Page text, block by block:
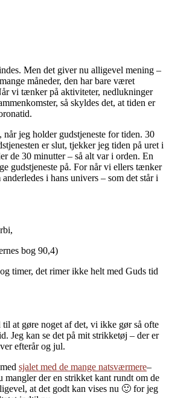
Men det giver nu alligevel mening –
måneder, den har bare været
vi tænker på aktiviteter, nedlukninger
så skyldes det, at tiden er
jeg holder gudstjeneste for tiden. 30
er slut, tjekker jeg tiden på uret i
de 30 minutter – så alt var i orden. En
gudstjeneste på. For når vi ellers tænker
i hans univers – som det står i
bog 90,4)
timer, det rimer ikke helt med Guds tid
at gøre noget af det, vi ikke gør så ofte
Jeg kan se det på mit strikketøj – der er
efterår og jul.
sjalet med de mange natsværmere–
mangler der en strikket kant rundt om de
at det godt kan vises nu 🙂 for jeg